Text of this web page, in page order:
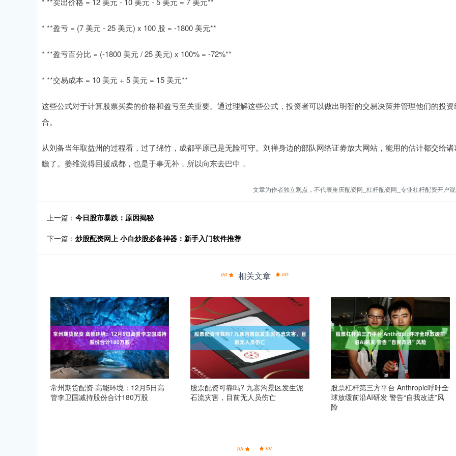
* **盈亏 = (7 美元 - 25 美元) x 100 股 = -1800 美元**
* **盈亏百分比 = (-1800 美元 / 25 美元) x 100% = -72%**
* **交易成本 = 10 美元 + 5 美元 = 15 美元**
这些公式对于计算股票买卖的价格和盈亏至关重要。通过理解这些公式，投资者可以做出明智的交易决策并管理他们的投资
合。
从刘备当年取益州的过程看，过了绵竹，成都平原已是无险可守。刘禅身边的部队网络证劵放大网站，能用的估计都交给诸
瞻了。姜维觉得回援成都，也是于事无补，所以向东去巴中，
文章为作者独立观点，不代表重庆配资网_杠杆配资网_专业杠杆配资开户
上一篇： 今日股市暴跌：原因揭秘
下一篇： 炒股配资网上 小白炒股必备神器：新手入门软件推荐
相关文章
常州期货配资 高能环境：12月5日高
管李卫国减持股份合计180万股
股票配资可靠吗? 九寨沟景区发生泥
石流灾害，目前无人员伤亡
股票杠杆第三方平台 Anthropic呼吁全
球放缓前沿AI研发 警告“自我改进”风
险